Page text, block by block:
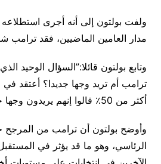
ولفت بولتون إلى أنه أجرى
مدار العامين الماضيين، فقد ترامب
وتابع بولتون قائلا:”السؤال الوحيد
ترامب أم تريد وجها جديدا؟ أعتقد في
أكثر من 50٪ قالوا إنهم يريدون وجها جديدا”.
وأوضح بولتون أن ترامب من المرجح
الرئاسي، وهو ما قد يؤثر في